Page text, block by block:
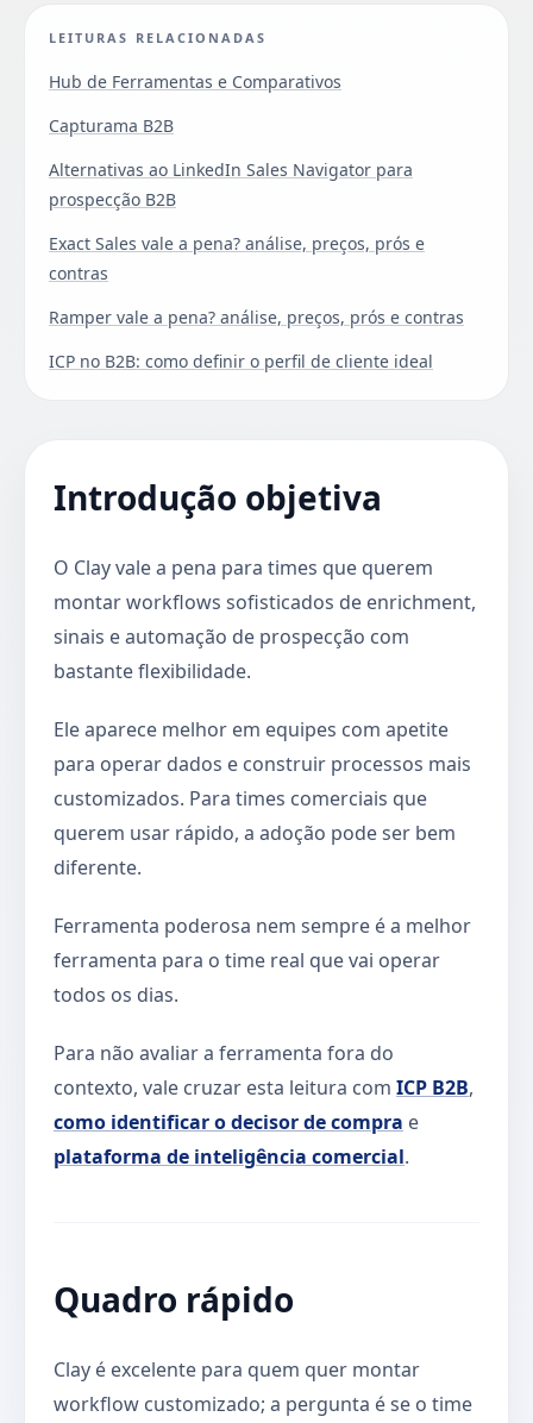
LEITURAS RELACIONADAS
Hub de Ferramentas e Comparativos
Capturama B2B
Alternativas ao LinkedIn Sales Navigator para
prospecção B2B
Exact Sales vale a pena? análise, preços, prós e
contras
Ramper vale a pena? análise, preços, prós e contras
ICP no B2B: como definir o perfil de cliente ideal
Introdução objetiva
O Clay vale a pena para times que querem
montar workflows sofisticados de enrichment,
sinais e automação de prospecção com
bastante flexibilidade.
Ele aparece melhor em equipes com apetite
para operar dados e construir processos mais
customizados. Para times comerciais que
querem usar rápido, a adoção pode ser bem
diferente.
Ferramenta poderosa nem sempre é a melhor
ferramenta para o time real que vai operar
todos os dias.
Para não avaliar a ferramenta fora do
contexto, vale cruzar esta leitura com ICP B2B,
como identificar o decisor de compra e
plataforma de inteligência comercial.
Quadro rápido
Clay é excelente para quem quer montar
workflow customizado; a pergunta é se o time